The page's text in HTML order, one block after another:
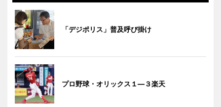
「デジポリス」普及呼び掛け
プロ野球・オリックス１―３楽天